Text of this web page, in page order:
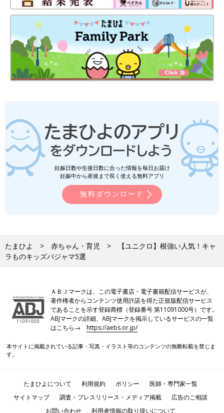
妊娠日数や生後日数に合った情報を毎日お届け
妊娠中から産後まで長く使える無料アプリ
無料ダウンロード
たまひよ 赤ちゃん・育児
【ユニクロ】根強い人気！キャ
ラものキッズパジャマ5選
ＡＢＪマークは、この電子書店・電子書籍配信サービスが、
著作権者からコンテンツ使用許諾を得た正規版配信サービス
であることを示す登録商標（登録番号 第11091000号）です。
ABJマークの詳細、ABJマークを掲示しているサービスの一覧
はこちら→https://aebs.or.jp/
本サイトに掲載されている記事・写真・イラスト等のコンテンツの無断転載を禁じま
す。
たまひよについて 利用規約 ポリシー
医師・専門家一覧
サイトマップ
調査・プレスリリース・メディア掲載
広告のご相談
お問い合わせ
利用者情報の取り扱いについて